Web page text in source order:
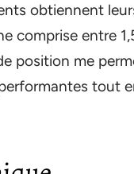
obtiennent
entre
position me
tout